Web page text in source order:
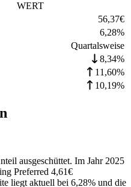
WERT
56,37€
6,28%
Quartalsweise
8,34%
11,60%
10,19%
ausgeschüttet. Im Jahr 2025
Preferred 4,61€
liegt aktuell bei 6,28% und die